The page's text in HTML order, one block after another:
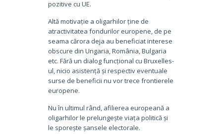
pozitive cu UE.
Altă motivație a oligarhilor ține de
atractivitatea fondurilor europene, de pe
seama cărora deja au beneficiat interese
obscure din Ungaria, România, Bulgaria
etc. Fără un dialog funcțional cu Bruxelles-
ul, nicio asistență și respectiv eventuale
surse de beneficii nu vor trece frontierele
europene.
Nu în ultimul rând, afilierea europeană a
oligarhilor le prelungește viața politică și
le sporește șansele electorale.